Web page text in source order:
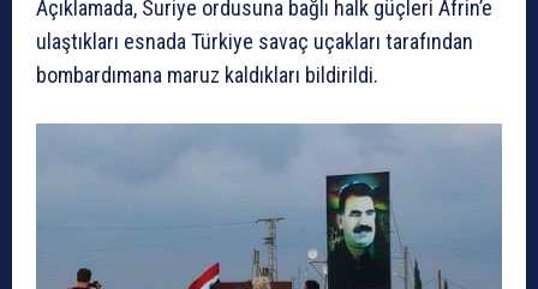
Açıklamada, Suriye ordusuna bağlı halk güçleri Afrin’e
ulaştıkları esnada Türkiye savaç uçakları tarafından
bombardımana maruz kaldıkları bildirildi.